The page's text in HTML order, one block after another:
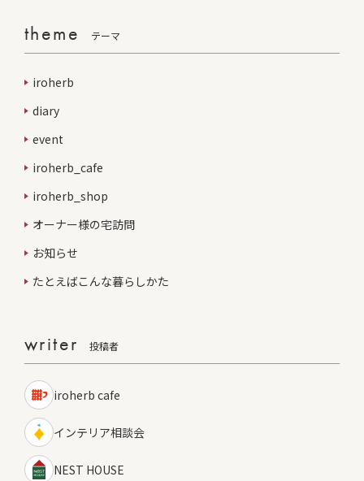
theme テーマ
iroherb
diary
event
iroherb_cafe
iroherb_shop
オーナー様の宅訪問
お知らせ
たとえばこんな暮らしかた
writer 投稿者
iroherb cafe
インテリア相談会
NEST HOUSE